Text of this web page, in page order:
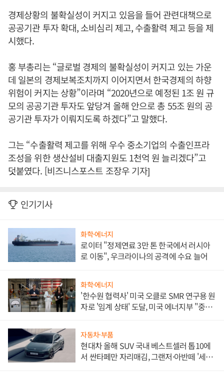
경제상황의 불확실성이 커지고 있음을 들어 관련대책으로
공공기관 투자 확대, 소비심리 제고, 수출활력 제고 등을 제
시했다.
홍 부총리는 “글로벌 경제의 불확실성이 커지고 있는 가운
데 일본의 경제보복조치까지 이어지면서 한국경제의 하향
위험이 커지는 상황”이라며 “2020년으로 예정된 1조 원 규
모의 공공기관 투자도 앞당겨 올해 안으로 총 55조 원의 공
공기관 투자가 이뤄지도록 하겠다”고 말했다.
그는 “수출활력 제고를 위해 우수 중소기업의 수출인프라
조성을 위한 생산설비 대출지원도 1천억 원 늘리겠다”고
덧붙였다. [비즈니스포스트 조장우 기자]
인기기사
화학·에너지
로이터 "정제연료 3만 톤 한국에서 러시아
로 이동", 우크라이나의 공격에 수요 늘어
화학·에너지
'한수원 협력사' 미국 오클로 SMR 연구용 원
자로 '임계 상태' 도달, 미국 에너지부 "중요
자동차·부품
현대차 올해 SUV 국내 베스트셀러 톱10에
서 싼타페만 자리매김, 그랜저·아반떼 '세단